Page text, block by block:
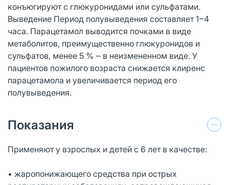
конъюгируют с глюкуронидами или сульфатами.
Выведение Период полувыведения составляет 1‒4
часа. Парацетамол выводится почками в виде
метаболитов, преимущественно глюкуронидов и
сульфатов, менее 5 % ‒ в неизмененном виде. У
пациентов пожилого возраста снижается клиренс
парацетамола и увеличивается период его
полувыведения.
Показания
Применяют у взрослых и детей с 6 лет в качестве:
• жаропонижающего средства при острых